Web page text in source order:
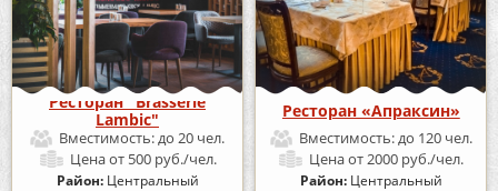
Ресторан "Brasserie
Lambic"
Вместимость:до 20 чел.
Ценаот 500 руб./чел.
Район: Центральный
Ресторан «Апраксин»
Вместимость:до 120 чел.
Ценаот 2000 руб./чел.
Район: Центральный